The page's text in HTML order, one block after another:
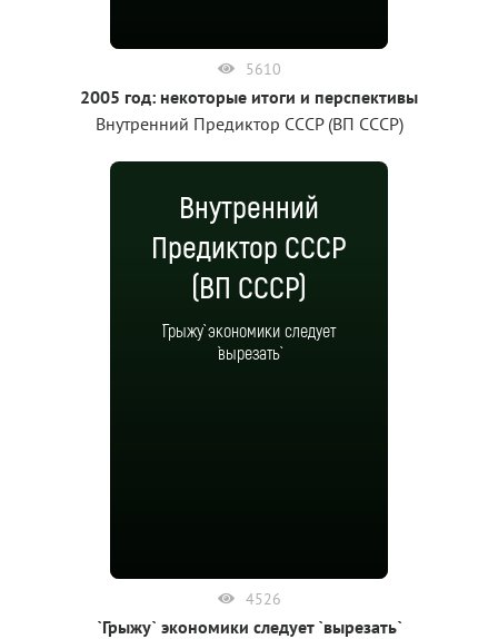
5610
2005 год: некоторые итоги и перспективы
Внутренний Предиктор СССР (ВП СССР)
Внутренний
Предиктор СССР
(ВП СССР)
`Грыжу` экономики следует
`вырезать`
4526
`Грыжу` экономики следует `вырезать`